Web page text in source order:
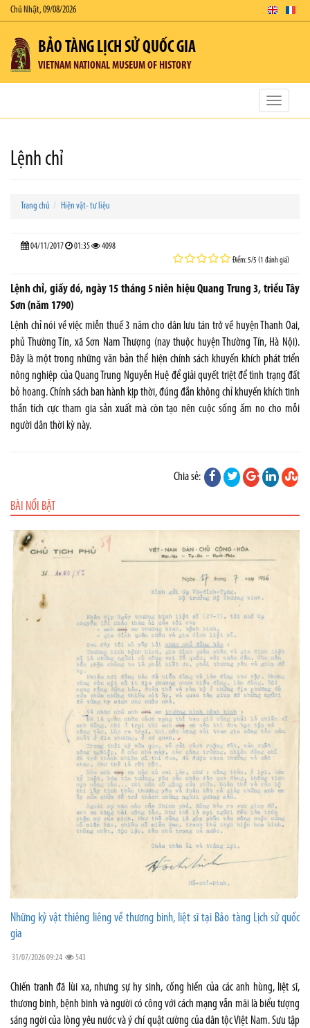
Chủ Nhật, 09/08/2026
BẢO TÀNG LỊCH SỬ QUỐC GIA
VIETNAM NATIONAL MUSEUM OF HISTORY
Toggle
Lệnh chỉ
Trang chủ Hiện vật- tư liệu
04/11/2017 01:35 4098
Điểm: 5/5 (1 đánh giá)
Lệnh chỉ, giấy dó, ngày 15 tháng 5 niên hiệu Quang Trung 3, triều Tây
Sơn (năm 1790)
Lệnh chỉ nói về việc miễn thuế 3 năm cho dân lưu tán trở về huyện Thanh Oai,
phủ Thường Tín, xã Sơn Nam Thượng (nay thuộc huyện Thường Tín, Hà Nội).
Đây là một trong những văn bản thể hiện chính sách khuyến khích phát triển
nông nghiệp của Quang Trung Nguyễn Huệ để giải quyết triệt để tình trạng đất
bỏ hoang. Chính sách ban hành kịp thời, đúng đắn không chỉ khuyến khích tinh
thần tích cực tham gia sản xuất mà còn tạo nên cuộc sống ấm no cho mỗi
người dân thời kỳ này.
Chia sẻ:
BÀI NỔI BẬT
Những kỷ vật thiêng liêng về thương binh, liệt sĩ tại Bảo tàng Lịch sử quốc
gia
31/07/2026 09:24 543
Chiến tranh đã lùi xa, nhưng sự hy sinh, cống hiến của các anh hùng, liệt sĩ,
thương binh, bệnh binh và người có công với cách mạng vẫn mãi là biểu tượng
sáng ngời của lòng yêu nước và ý chí quật cường của dân tộc Việt Nam. Sưu tập